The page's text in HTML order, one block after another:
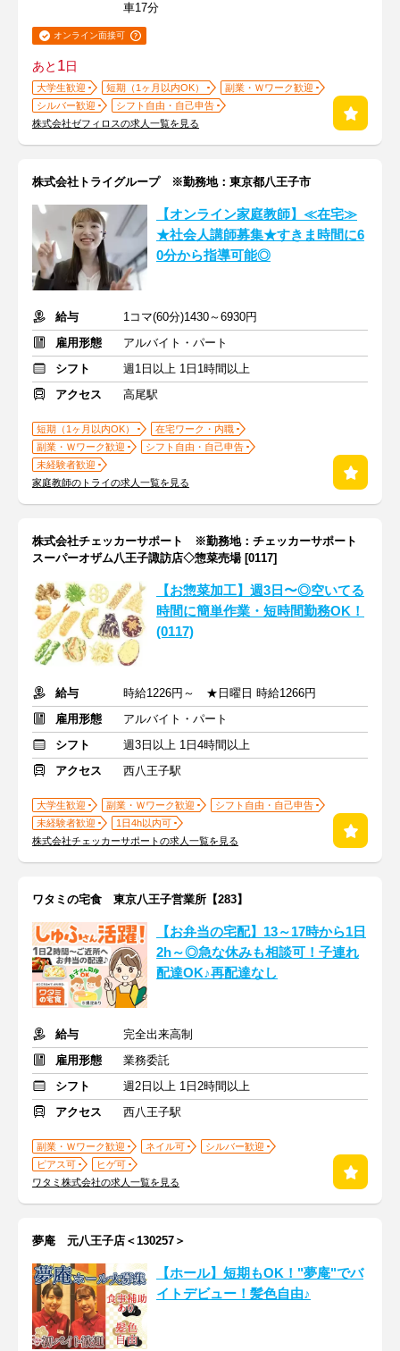
車17分
オンライン面接可
あと 1日
大学生歓迎 短期（1ヶ月以内OK）
副業・Ｗワーク歓迎
シルバー歓迎
シフト自由・自己申告
株式会社ゼフィロスの求人一覧を見る
株式会社トライグループ ※勤務地：東京都八王子市
【オンライン家庭教師】≪在宅≫
★社会人講師募集★すきま時間に6
0分から指導可能◎
給与
1コマ(60分)1430～6930円
雇用形態
アルバイト・パート
シフト
週1日以上 1日1時間以上
アクセス
高尾駅
短期（1ヶ月以内OK）
在宅ワーク・内職
副業・Ｗワーク歓迎
シフト自由・自己申告
未経験者歓迎
家庭教師のトライの求人一覧を見る
株式会社チェッカーサポート ※勤務地：チェッカーサポート
スーパーオザム八王子諏訪店◇惣菜売場 [0117]
【お惣菜加工】週3日〜◎空いてる
時間に簡単作業・短時間勤務OK！
(0117)
給与
時給1226円～ ★日曜日 時給1266円
雇用形態
アルバイト・パート
シフト
週3日以上 1日4時間以上
アクセス
西八王子駅
大学生歓迎 副業・Ｗワーク歓迎
シフト自由・自己申告
未経験者歓迎
1日4h以内可
株式会社チェッカーサポートの求人一覧を見る
ワタミの宅食 東京八王子営業所【283】
【お弁当の宅配】13～17時から1日
2h～◎急な休みも相談可！子連れ
配達OK♪再配達なし
給与
完全出来高制
雇用形態
業務委託
シフト
週2日以上 1日2時間以上
アクセス
西八王子駅
副業・Ｗワーク歓迎 ネイル可
シルバー歓迎
ピアス可
ヒゲ可
ワタミ株式会社の求人一覧を見る
夢庵 元八王子店＜130257＞
【ホール】短期もOK！"夢庵"でバ
イトデビュー！髪色自由♪